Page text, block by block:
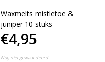
Waxmelts mistletoe &
juniper 10 stuks
€4,95
Nog niet gewaardeerd